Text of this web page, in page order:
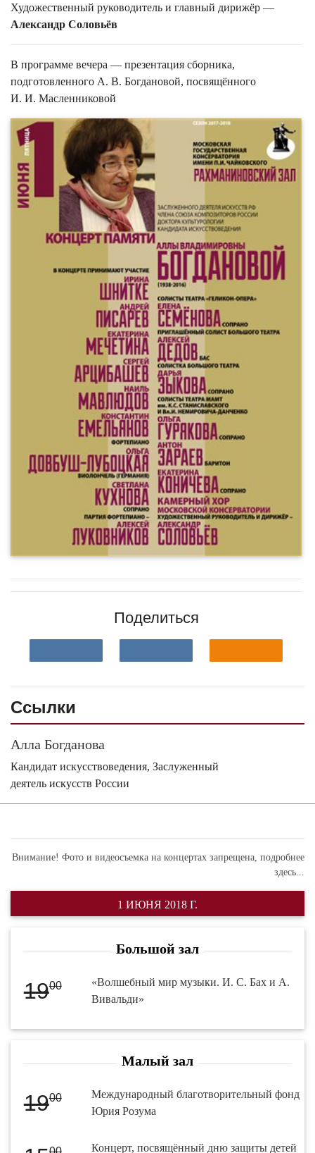
Художественный руководитель и главный дирижёр —
Александр Соловьёв
В программе вечера — презентация сборника,
подготовленного А. В. Богдановой, посвящённого
И. И. Масленниковой
Поделиться
Ссылки
Алла Богданова
Кандидат искусствоведения, Заслуженный
деятель искусств России
Внимание! Фото и видеосъемка на концертах запрещена, подробнее
здесь...
1 ИЮНЯ 2018 Г.
Большой зал
1900
«Волшебный мир музыки. И. С. Бах и А.
Вивальди»
Малый зал
1900
Международный благотворительный фонд
Юрия Розума
Концерт, посвящённый дню защиты детей